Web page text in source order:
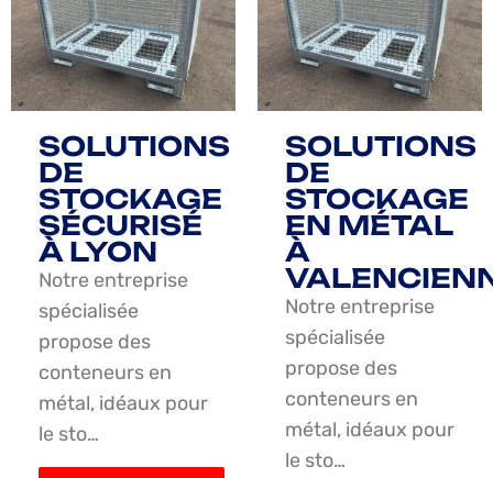
SOLUTIONS
DE
STOCKAGE
SÉCURISÉ
À LYON
Notre entreprise
spécialisée
propose des
conteneurs en
métal, idéaux pour
le sto…
SOLUTIONS
DE
STOCKAGE
EN MÉTAL
À
Notre entreprise
spécialisée
propose des
conteneurs en
métal, idéaux pour
le sto…